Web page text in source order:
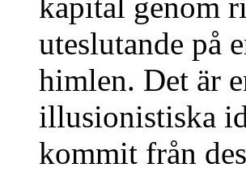
kapital genom
uteslutande på
himlen. Det är
illusionistiska
kommit från